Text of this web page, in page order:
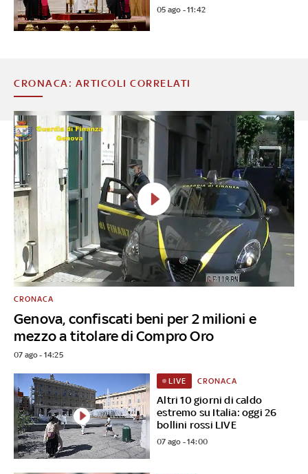
05 ago - 11:42
CRONACA: ARTICOLI CORRELATI
Genova, confiscati beni per 2 milioni e
mezzo a titolare di Compro Oro
CRONACA
07 ago - 14:25
Altri 10 giorni di caldo
estremo su Italia: oggi 26
bollini rossi LIVE
LIVE CRONACA
07 ago - 14:00